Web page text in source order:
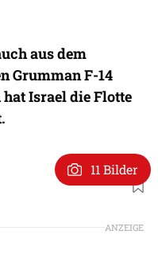
aus dem
Grumman F-14
Israel die Flotte
Foto: Ali Zamani, IDF (Montage FR)
11 Bilder
ANZEIGE